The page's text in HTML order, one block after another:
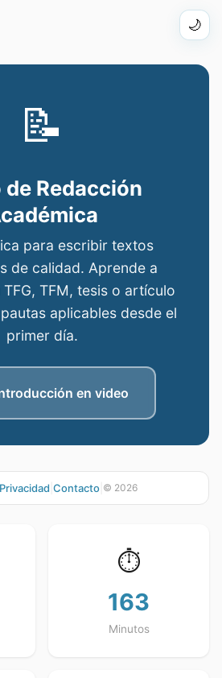
🌙
📝
de Redacción
para escribir textos
de calidad. Aprende a
TFM, tesis o artículo
aplicables desde el
primer día.
en video
Privacidad Contacto| © 2026
⏱️
163
Minutos